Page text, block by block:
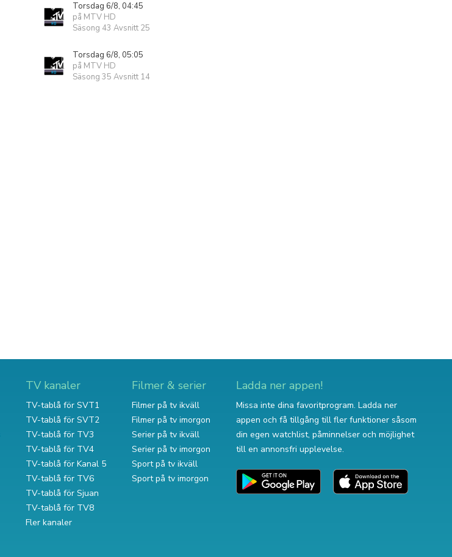
Torsdag 6/8, 04:45
på MTV HD
Säsong 43 Avsnitt 25
Torsdag 6/8, 05:05
på MTV HD
Säsong 35 Avsnitt 14
TV kanaler
TV-tablå för SVT1
TV-tablå för SVT2
TV-tablå för TV3
TV-tablå för TV4
TV-tablå för Kanal 5
TV-tablå för TV6
TV-tablå för Sjuan
TV-tablå för TV8
Fler kanaler
Filmer & serier
Filmer på tv ikväll
Filmer på tv imorgon
Serier på tv ikväll
Serier på tv imorgon
Sport på tv ikväll
Sport på tv imorgon
Ladda ner appen!
Missa inte dina favoritprogram. Ladda ner
appen och få tillgång till fler funktioner såsom
din egen watchlist, påminnelser och möjlighet
till en annonsfri upplevelse.